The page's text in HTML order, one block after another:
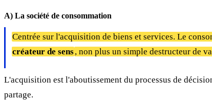
A) La société de consommation
Centrée sur l'acquisition de biens et services. Le
créateur de sens, non plus un simple destructeur de
L'acquisition est l'aboutissement du processus de
partage.